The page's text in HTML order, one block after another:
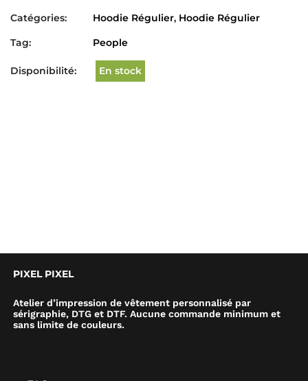
Catégories:
Hoodie Régulier, Hoodie Régulier
Tag:
People
Disponibilité: En stock
PIXEL PIXEL
Atelier d’impression de vêtement personnalisé par
sérigraphie, DTG et DTF. Aucune commande minimum et
sans limite de couleurs.